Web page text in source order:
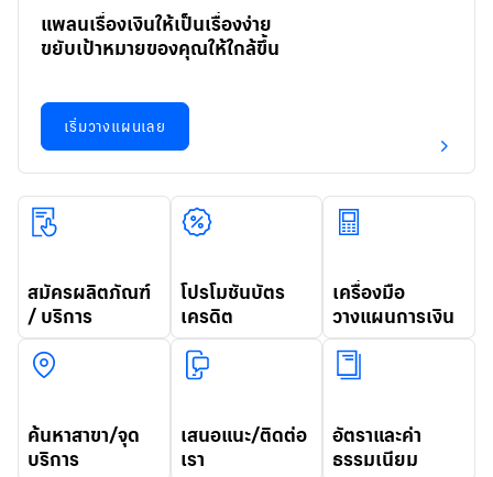
แพลนเรื่องเงินให้เป็นเรื่องง่าย
ขยับเป้าหมายของคุณให้ใกล้ขึ้น
เริ่มวางแผนเลย
สมัครผลิตภัณฑ์
/ บริการ
โปรโมชันบัตร
เครดิต
เครื่องมือ
วางแผนการเงิน
ค้นหาสาขา/จุด
บริการ
เสนอแนะ/ติดต่อ
เรา
อัตราและค่า
ธรรมเนียม